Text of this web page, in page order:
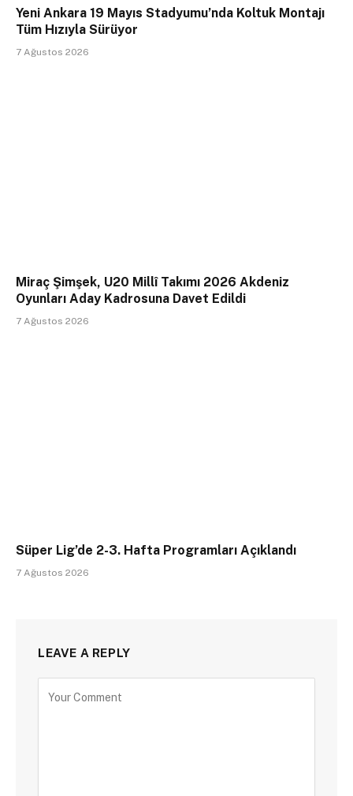
Yeni Ankara 19 Mayıs Stadyumu’nda Koltuk Montajı
Tüm Hızıyla Sürüyor
7 Ağustos 2026
Miraç Şimşek, U20 Millî Takımı 2026 Akdeniz
Oyunları Aday Kadrosuna Davet Edildi
7 Ağustos 2026
Süper Lig’de 2-3. Hafta Programları Açıklandı
7 Ağustos 2026
LEAVE A REPLY